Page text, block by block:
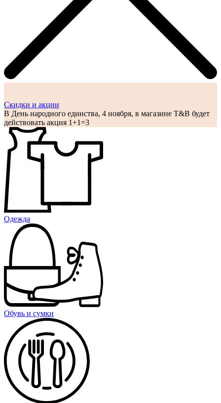
Cкидки и акции
В День народного единства, 4 ноября, в магазине T&B будет
действовать акция 1+1=3
Одежда
Обувь и сумки